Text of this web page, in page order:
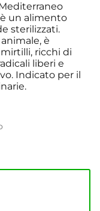
un alimento
sterilizzati.
è
ricchi di
liberi e
Indicato per il